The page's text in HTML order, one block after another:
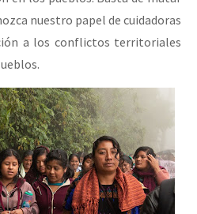
nuestro papel de cuidadoras
a los conflictos territoriales